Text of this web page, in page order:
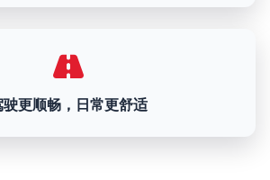
驶更顺畅，日常更舒适